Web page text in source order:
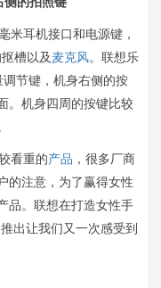
耳机接口和电源键，
槽以及麦克风。联想乐
节键，机身右侧的按
。机身四周的按键比较
看重的产品 ，很多厂商
的注意，为了赢得女性
品。联想在打造女性手
出让我们又一次感受到